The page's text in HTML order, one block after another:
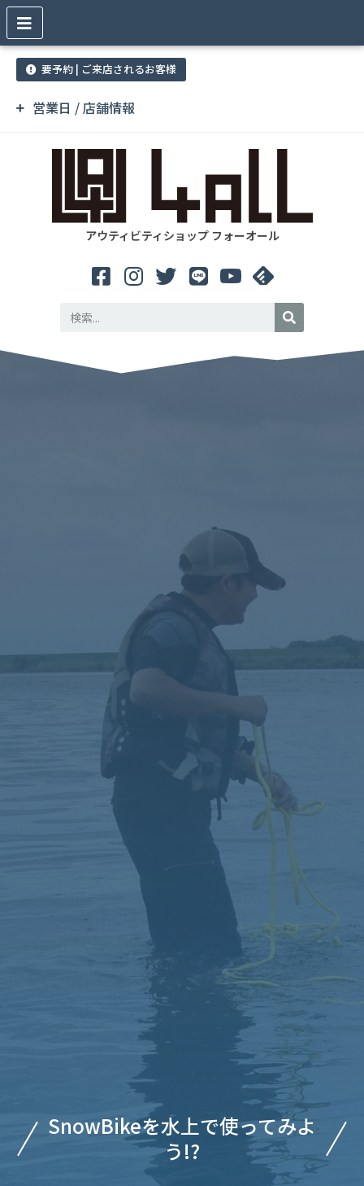
営業日 / 店舗情報
要予約 | ご来店されるお客様
アウティビティショップ フォーオール
SnowBikeを水上で使ってみよ
う!?